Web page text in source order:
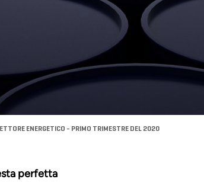
ENERGETICO - PRIMO TRIMESTRE DEL 2020
perfetta